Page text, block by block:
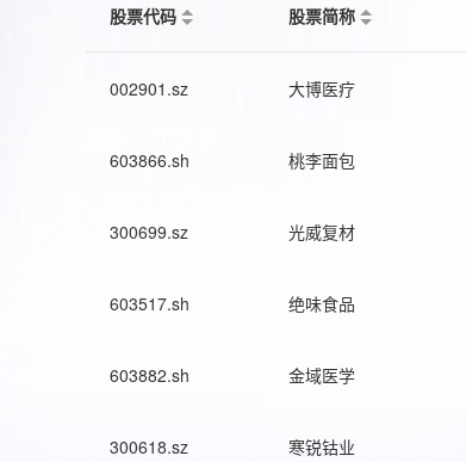
股票代码
股票简称
002901.sz 大博医疗
603866.sh 桃李面包
300699.sz 光威复材
603517.sh 绝味食品
603882.sh 金域医学
300618.sz 寒锐钴业